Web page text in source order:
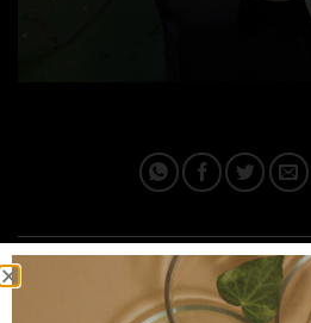
This entry was posted in .